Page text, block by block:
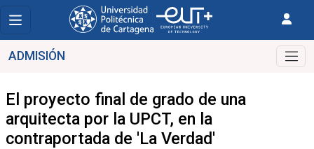
ADMISIÓN
El proyecto final de grado de una
arquitecta por la UPCT, en la
contraportada de 'La Verdad'